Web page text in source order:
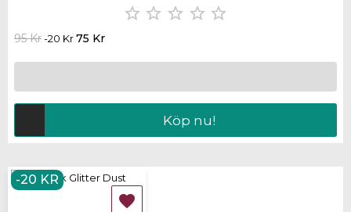
    
95 Kr-20 Kr75 Kr
Köp nu!
-20 KR
